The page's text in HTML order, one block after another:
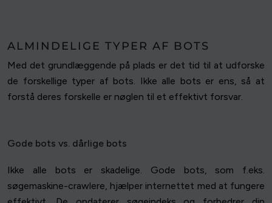
ALMINDELIGE TYPER AF BOTS
Med det grundlæggende på plads er det tid til at udforske
de forskellige typer af bots. Ikke alle bots er ens, så at
forstå deres forskelle er nøglen til et effektivt forsvar.
Gode bots vs. dårlige bots
Ikke alle bots er skadelige. Gode bots, som f.eks.
søgemaskine-crawlere, hjælper internettet med at fungere